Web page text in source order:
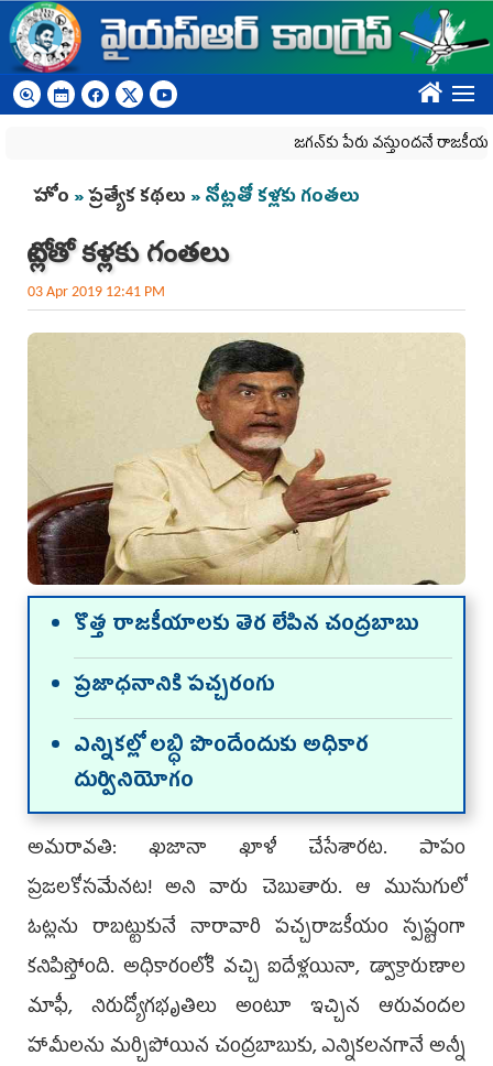
Skip to main content
????
జగన్‌కు పేరు వస్తుందనే రాజకీయ కక్షతో
You are here
హోం »ప్రత్యేక కథలు » నోట్లతో కళ్లకు గంతలు
నోట్లతో కళ్లకు గంతలు
03 Apr 2019 12:41 PM
కొత్త రాజ‌కీయాల‌కు తెర లేపిన చంద్ర‌బాబు
ప్ర‌జాధ‌నానికి ప‌చ్చ‌రంగు
ఎన్నిక‌ల్లో ల‌బ్ధి పొందేందుకు అధికార
దుర్వినియోగం
అమ‌రావ‌తి: ఖజానా ఖాళీ చేసేశారట. పాపం
ప్రజలకోసమేనట! అని వారు చెబుతారు. ఆ ముసుగులో
ఓట్లను రాబట్టుకునే నారావారి పచ్చరాజకీయం స్పష్టంగా
కనిపిస్తోంది. అధికారంలోకి వచ్చి ఐదేళ్లయినా, డ్వాక్రారుణాల
మాఫీ, నిరుద్యోగభృతిలు అంటూ ఇచ్చిన ఆరువందల
హామీలను మర్చిపోయిన చంద్రబాబుకు, ఎన్నికలనగానే అన్నీ